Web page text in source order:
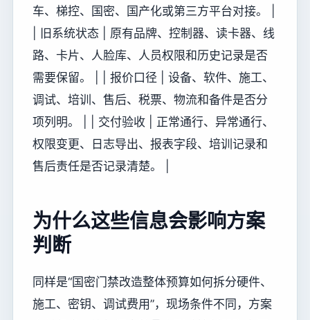
车、梯控、国密、国产化或第三方平台对接。 |
| 旧系统状态 | 原有品牌、控制器、读卡器、线
路、卡片、人脸库、人员权限和历史记录是否
需要保留。 | | 报价口径 | 设备、软件、施工、
调试、培训、售后、税票、物流和备件是否分
项列明。 | | 交付验收 | 正常通行、异常通行、
权限变更、日志导出、报表字段、培训记录和
售后责任是否记录清楚。 |
为什么这些信息会影响方案
判断
同样是“国密门禁改造整体预算如何拆分硬件、
施工、密钥、调试费用”，现场条件不同，方案